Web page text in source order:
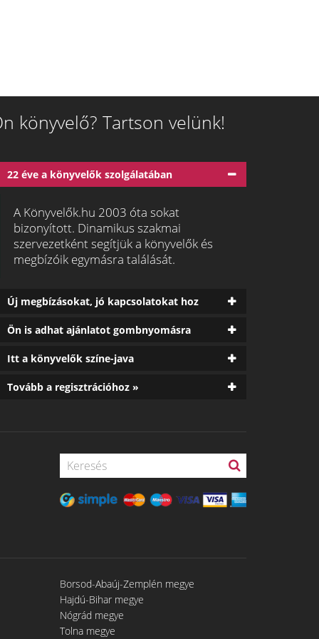
könyvelő? Tartson velünk!
22 éve a könyvelők szolgálatában
A Könyvelők.hu 2003 óta sokat
bizonyított. Dinamikus szakmai
szervezetként segítjük a könyvelők és
megbízóik egymásra találását.
Új megbízásokat, jó kapcsolatokat hoz
Ön is adhat ajánlatot gombnyomásra
Itt a könyvelők színe-java
Tovább a regisztrációhoz »
Borsod-Abaúj-Zemplén megye
Hajdú-Bihar megye
Nógrád megye
Tolna megye